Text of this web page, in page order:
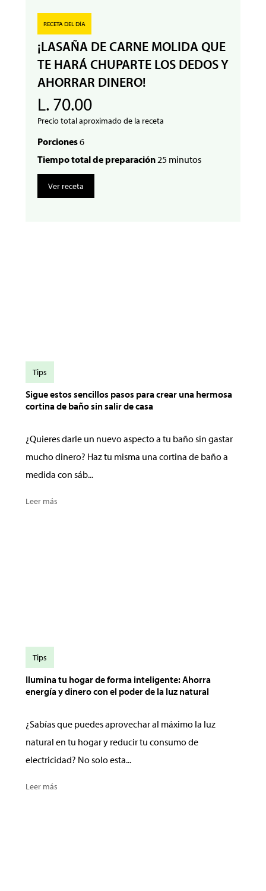
RECETA DEL DÍA
¡LASAÑA DE CARNE MOLIDA QUE
TE HARÁ CHUPARTE LOS DEDOS Y
AHORRAR DINERO!
L. 70.00
Precio total aproximado de la receta
Porciones6
Tiempo total de preparación25 minutos
Ver receta
Sigue estos sencillos pasos para crear una hermosa
cortina de baño sin salir de casa
¿Quieres darle un nuevo aspecto a tu baño sin gastar
mucho dinero? Haz tu misma una cortina de baño a
medida con sáb...
Leer más
Tips
Ilumina tu hogar de forma inteligente: Ahorra
energía y dinero con el poder de la luz natural
¿Sabías que puedes aprovechar al máximo la luz
natural en tu hogar y reducir tu consumo de
electricidad? No solo esta...
Leer más
Tips